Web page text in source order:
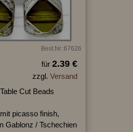
Best.Nr.:67626
für 2.39 €
zzgl. Versand
Cut Beads
picasso finish,
Gablonz / Tschechien